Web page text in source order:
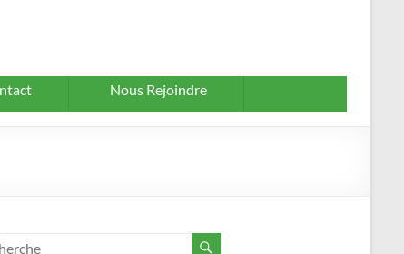
Nous Rejoindre